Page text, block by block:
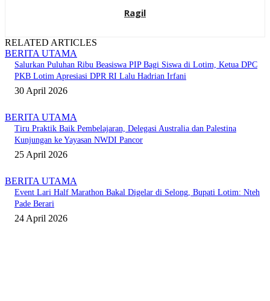
Ragil
RELATED ARTICLES
BERITA UTAMA
Salurkan Puluhan Ribu Beasiswa PIP Bagi Siswa di Lotim, Ketua DPC
PKB Lotim Apresiasi DPR RI Lalu Hadrian Irfani
30 April 2026
BERITA UTAMA
Tiru Praktik Baik Pembelajaran, Delegasi Australia dan Palestina
Kunjungan ke Yayasan NWDI Pancor
25 April 2026
BERITA UTAMA
Event Lari Half Marathon Bakal Digelar di Selong, Bupati Lotim: Nteh
Pade Berari
24 April 2026